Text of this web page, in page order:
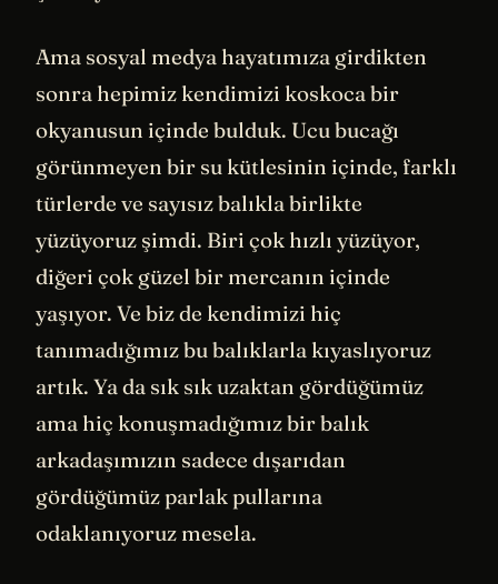
Ama sosyal medya hayatımıza girdikten
sonra hepimiz kendimizi koskoca bir
okyanusun içinde bulduk. Ucu bucağı
görünmeyen bir su kütlesinin içinde, farklı
türlerde ve sayısız balıkla birlikte
yüzüyoruz şimdi. Biri çok hızlı yüzüyor,
diğeri çok güzel bir mercanın içinde
yaşıyor. Ve biz de kendimizi hiç
tanımadığımız bu balıklarla kıyaslıyoruz
artık. Ya da sık sık uzaktan gördüğümüz
ama hiç konuşmadığımız bir balık
arkadaşımızın sadece dışarıdan
gördüğümüz parlak pullarına
odaklanıyoruz mesela.